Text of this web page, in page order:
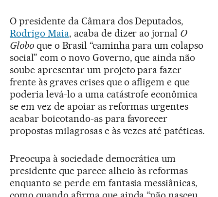
O presidente da Câmara dos Deputados,
Rodrigo Maia, acaba de dizer ao jornal O
Globoque o Brasil “caminha para um colapso
social” com o novo Governo, que ainda não
soube apresentar um projeto para fazer
frente às graves crises que o afligem e que
poderia levá-lo a uma catástrofe econômica
se em vez de apoiar as reformas urgentes
acabar boicotando-as para favorecer
propostas milagrosas e às vezes até patéticas.
Preocupa à sociedade democrática um
presidente que parece alheio às reformas
enquanto se perde em fantasia messiânicas,